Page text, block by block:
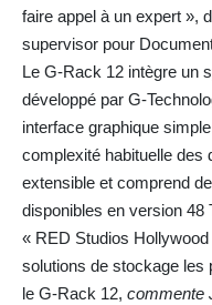
faire appel à un expert »,
supervisor pour
Le G-Rack 12 intègre un
développé par G-
interface graphique
complexité habituelle des
extensible et comprend
disponibles en version 48
« RED Studios
solutions de stockage les
le G-Rack 12, commente